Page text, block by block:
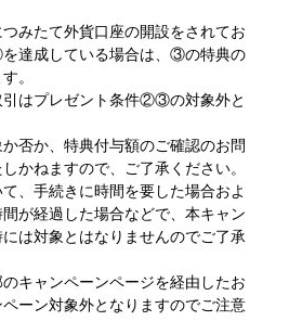
みたて外貨口座の開設をされてお
達成している場合は、③の特典の
。
はプレゼント条件②③の対象外と
否か、特典付与額のご確認のお問
かねますので、ご了承ください。
、手続きに時間を要した場合およ
が経過した場合などで、本キャン
は対象とはなりませんのでご了承
キャンペーンページを経由したお
ーン対象外となりますのでご注意